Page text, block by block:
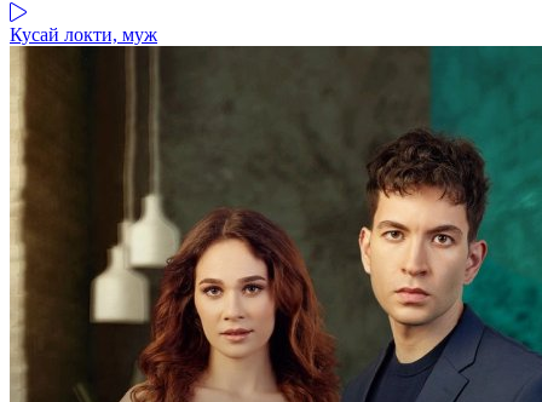
Кусай локти, муж